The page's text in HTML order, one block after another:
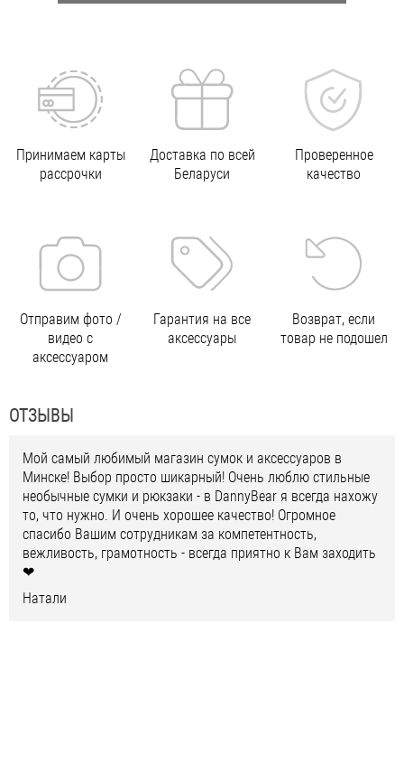
Принимаем карты
рассрочки
Доставка по всей
Беларуси
Проверенное
качество
Отправим фото /
видео с
аксессуаром
Гарантия на все
аксессуары
Возврат, если
товар не подошел
ОТЗЫВЫ
Мой самый любимый магазин сумок и аксессуаров в
Минске! Выбор просто шикарный! Очень люблю стильные
необычные сумки и рюкзаки - в DannyBear я всегда нахожу
то, что нужно. И очень хорошее качество! Огромное
спасибо Вашим сотрудникам за компетентность,
вежливость, грамотность - всегда приятно к Вам заходить
❤
Натали